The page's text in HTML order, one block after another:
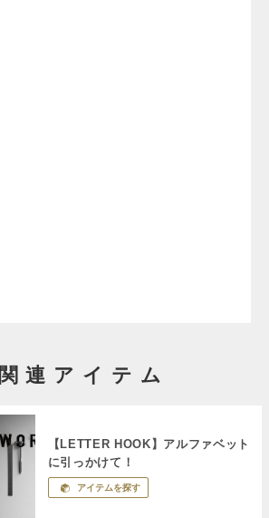
関連アイテム
【LETTER HOOK】アルファベット
に引っかけて！
アイテムを探す